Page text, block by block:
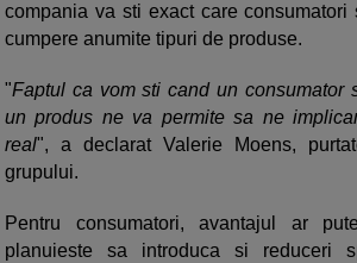
compania va sti exact care
cumpere anumite tipuri de produse.
"Faptul ca vom sti cand un consumator
un produs ne va permite sa ne
real", a declarat Valerie Moens,
grupului.
Pentru consumatori, avantajul ar
planuieste sa introduca si reduceri